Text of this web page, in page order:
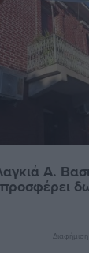
Α.
Διαφήμιση